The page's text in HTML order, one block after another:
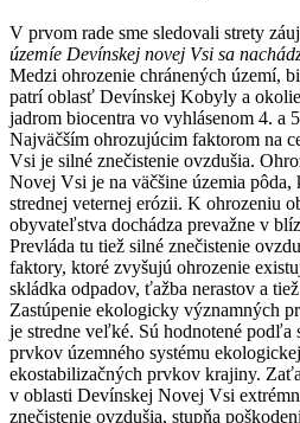
V prvom rade sme sledovali strety
územíe Devínskej novej Vsi sa
Medzi ohrozenie chránených území,
patrí oblasť Devínskej Kobyly a
jadrom biocentra vo vyhlásenom 4. a
Najväčším ohrozujúcim faktorom na
Vsi je silné znečistenie ovzdušia.
Novej Vsi je na väčšine územia pôda,
strednej veternej erózii. K ohrozeniu
obyvateľstva dochádza prevažne v
Prevláda tu tiež silné znečistenie
faktory, ktoré zvyšujú ohrozenie
skládka odpadov, ťažba nerastov a
Zastúpenie ekologicky významných
je stredne veľké. Sú hodnotené podľa
prvkov územného systému
ekostabilizačných prvkov krajiny.
v oblasti Devínskej Novej Vsi
znečistenie ovzdušia, stupňa